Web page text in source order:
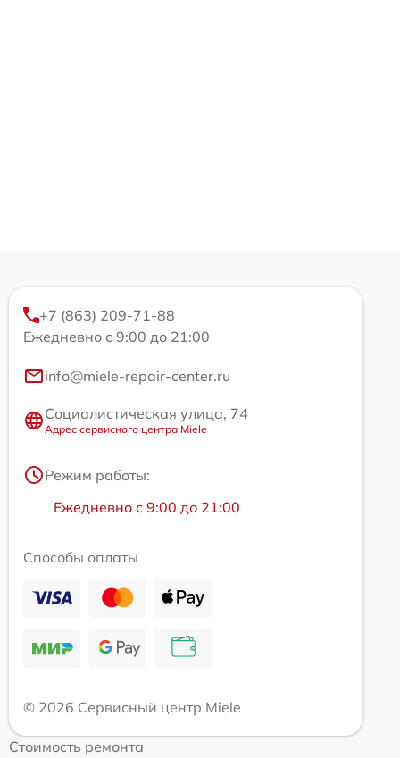
+7 (863) 209-71-88
Ежедневно с 9:00 до 21:00
info@miele-repair-center.ru
Социалистическая улица, 74
Адрес сервисного центра Miele
Режим работы:
Ежедневно с 9:00 до 21:00
Способы оплаты
© 2026 Сервисный центр Miele
Стоимость ремонта